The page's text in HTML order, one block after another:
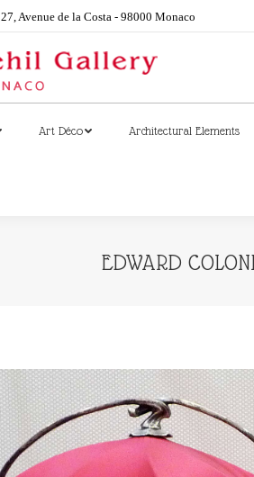
27, Avenue de la Costa - 98000 Monaco
Art Déco Architectural Elements
EDWARD